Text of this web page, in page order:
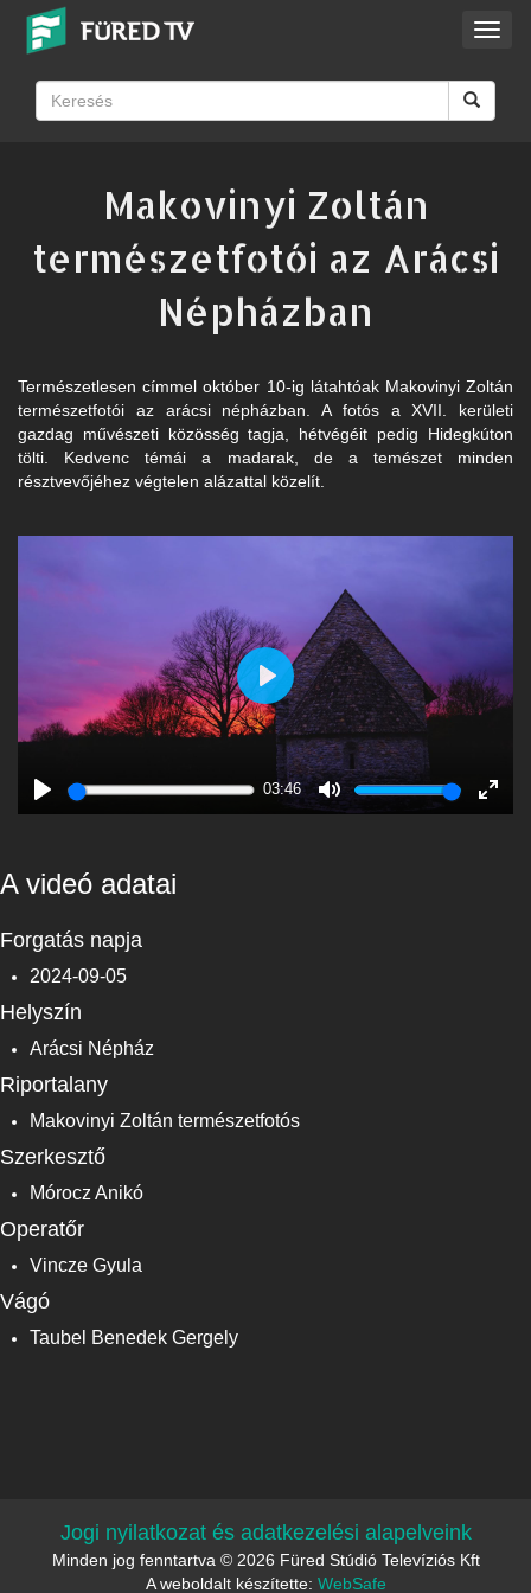
Makovinyi Zoltán
természetfotói az Arácsi
Népházban
Természetlesen címmel október 10-ig látahtóak Makovinyi Zoltán
természetfotói az arácsi népházban. A fotós a XVII. kerületi
gazdag művészeti közösség tagja, hétvégéit pedig Hidegkúton
tölti. Kedvenc témái a madarak, de a temészet minden
résztvevőjéhez végtelen alázattal közelít.
Play
03:46
Mute
Enter
Play
A videó adatai
Forgatás napja
2024-09-05
Helyszín
Arácsi Népház
Riportalany
Makovinyi Zoltán természetfotós
Szerkesztő
Mórocz Anikó
Operatőr
Vincze Gyula
Vágó
Taubel Benedek Gergely
Jogi nyilatkozat és adatkezelési alapelveink
Minden jog fenntartva © 2026 Füred Stúdió Televíziós Kft
A weboldalt készítette: WebSafe